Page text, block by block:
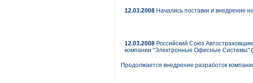
12.03.2008 Начались поставки и внедрение
12.03.2008 Российский Союз
компании "Электронные Офисные Системы"
Продолжается внедрение разработок